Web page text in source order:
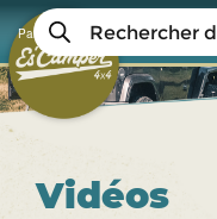
Aller
au
contenu
principal
Panier Mon compte
Recherche
de
produits
Vidéos